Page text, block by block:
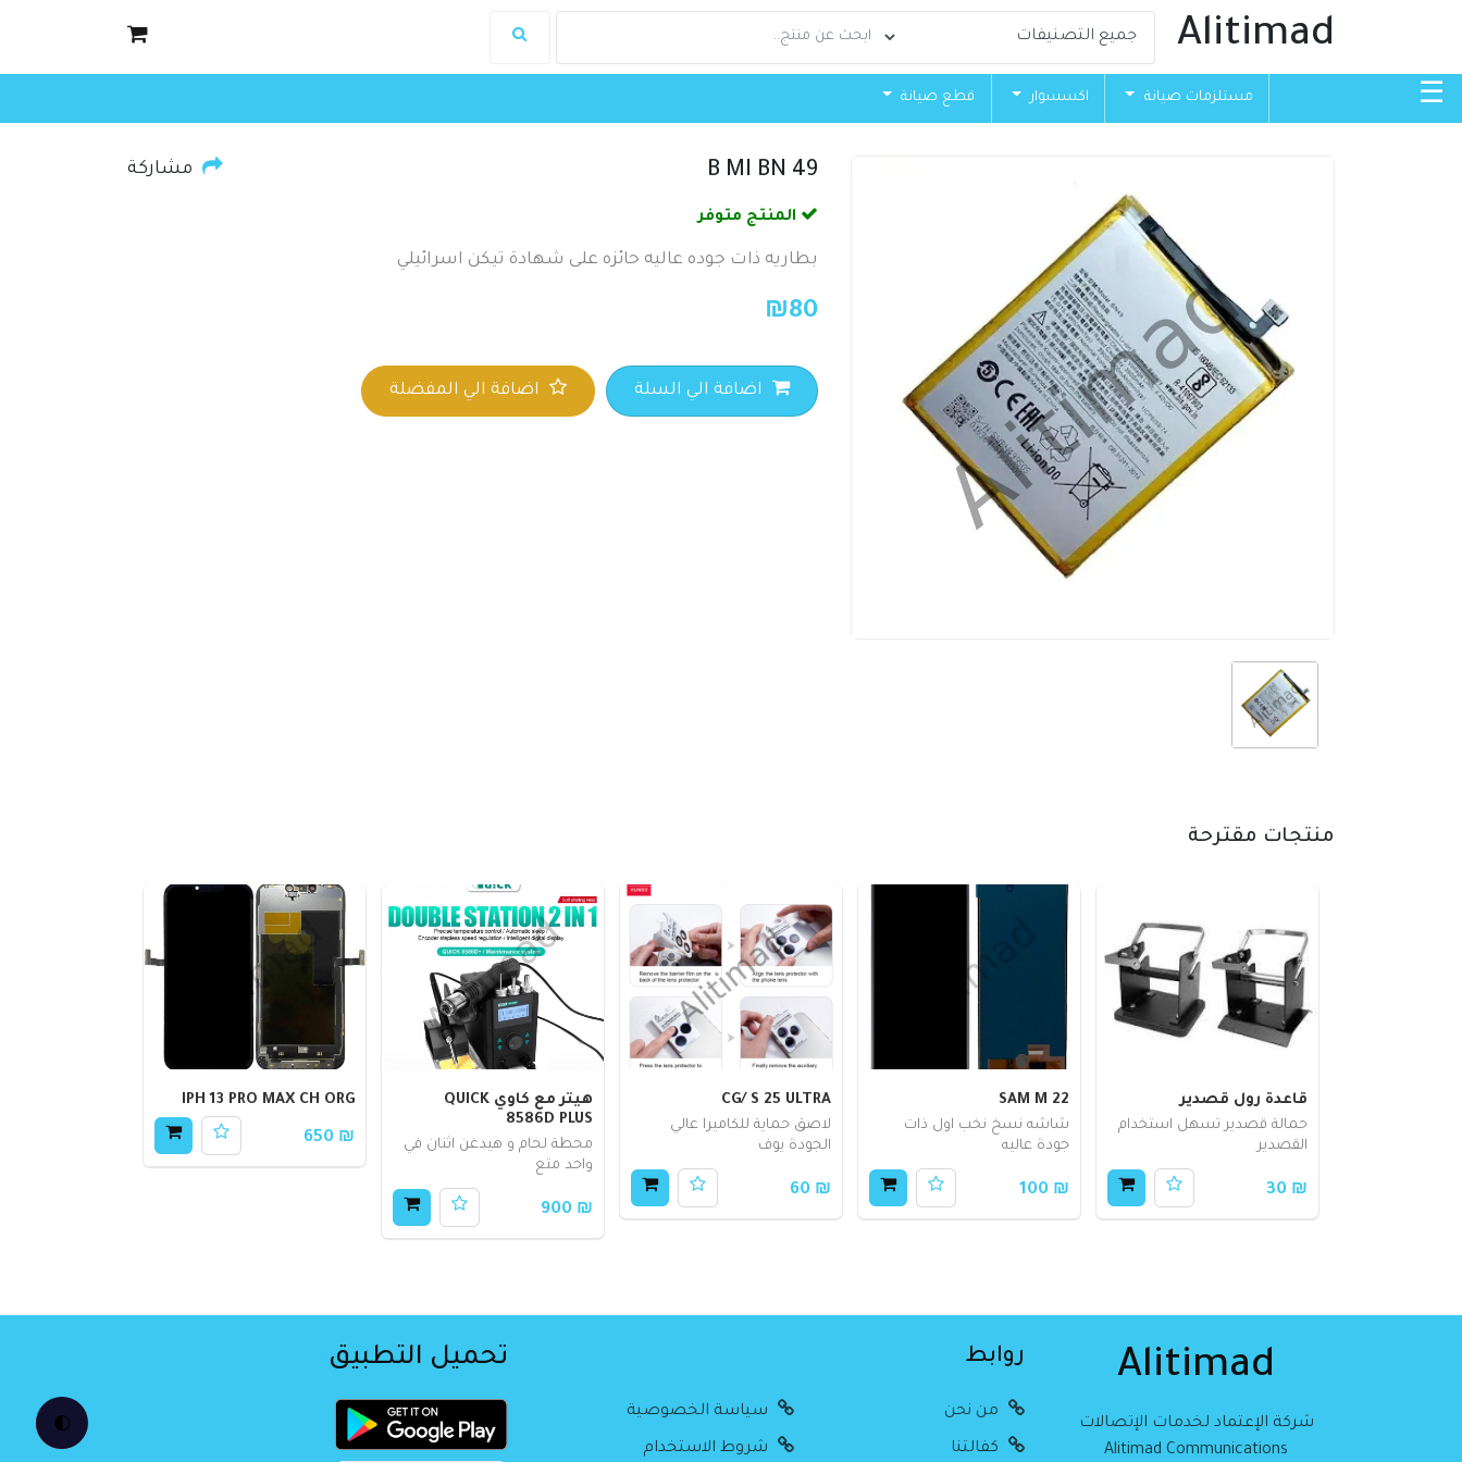
🌓
Alitimad
☰ مستلزمات صيانة اكسسوار قطع صيانة
B MI BN 49 مشاركة
المنتج متوفر
بطاريه ذات جوده عاليه حائزه على شهادة تيكن اسرائيلي
₪80
اضافة الي السلة اضافة الي المفضلة
منتجات مقترحة
قاعدة رول قصدير
حمالة قصدير تسهل استخدام
القصدير
₪ 30
SAM M 22
شاشه نسخ نخب اول ذات
جودة عاليه
₪ 100
CG/ S 25 ULTRA
لاصق حماية للكاميرا عالي
الجودة يوف
₪ 60
هيتر مع كاوي QUICK
8586D PLUS
محطة لحام و هيدغن اثنان في
واحد متع
₪ 900
IPH 13 PRO MAX CH ORG
₪ 650
Alitimad
شركة الإعتماد لخدمات الإتصالات
Alitimad Communications
روابط
من نحن سياسة الخصوصية
كفالتنا شروط الاستخدام
تحميل التطبيق